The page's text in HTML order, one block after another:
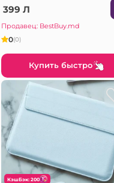
399 Л
Продавец: BestBuy.md
0(0)
Купить быстро
КэшБэк: 200